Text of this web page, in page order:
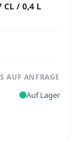
CL / 0,4 L
AUF ANFRAGE
Auf Lager